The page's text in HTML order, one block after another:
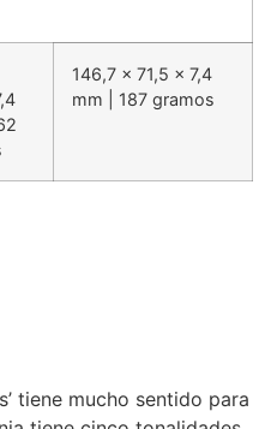
146,7 x 71,5 x 7,4
mm | 187 gramos
tiene mucho sentido para